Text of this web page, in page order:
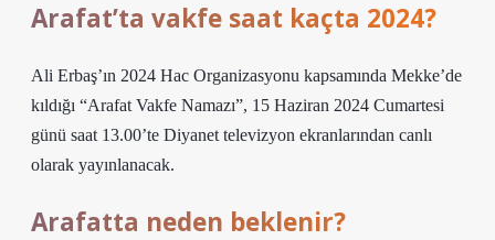
Arafat’ta vakfe saat kaçta 2024?
Ali Erbaş’ın 2024 Hac Organizasyonu kapsamında Mekke’de
kıldığı “Arafat Vakfe Namazı”, 15 Haziran 2024 Cumartesi
günü saat 13.00’te Diyanet televizyon ekranlarından canlı
olarak yayınlanacak.
Arafatta neden beklenir?